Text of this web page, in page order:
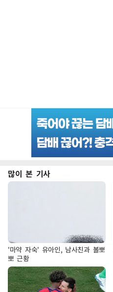
많이 본 기사
'마약 자숙' 유아인, 남사친과 볼뽀
뽀 근황